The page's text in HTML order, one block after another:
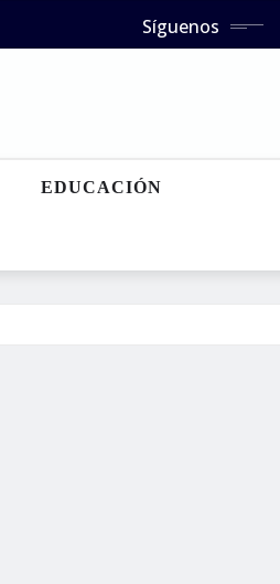
Síguenos
EDUCACIÓN